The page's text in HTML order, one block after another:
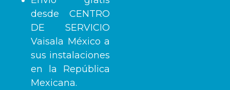
desde CENTRO
DE SERVICIO
Vaisala México a
sus instalaciones
en la República
Mexicana.